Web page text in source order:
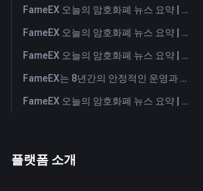
FameEX 오늘의 암호화폐 뉴스 요약 | 2026년 7월 31일
FameEX 오늘의 암호화폐 뉴스 요약 | 2026년 7월 30일
FameEX 오늘의 암호화폐 뉴스 요약 | 2026년 7월 29일
FameEX는 8년간의 안정적인 운영과 글로벌 성장을 통해 사용자 신뢰를 더욱 강화했습니다
FameEX 오늘의 암호화폐 뉴스 요약 | 2026년 7월 28일
플랫폼 소개